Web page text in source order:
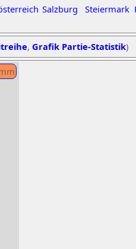
Salzburg Steiermark
, Grafik Partie-Statistik)